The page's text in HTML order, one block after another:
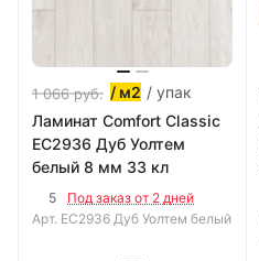
1 066руб. / м2 / упак
Ламинат Comfort Classic
EC2936 Дуб Уолтем
белый 8 мм 33 кл
5
Под заказ от 2 дней
Арт. EC2936 Дуб Уолтем белый